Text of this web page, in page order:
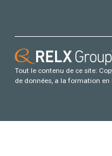
Tout le contenu de ce site:
de données, a la formation